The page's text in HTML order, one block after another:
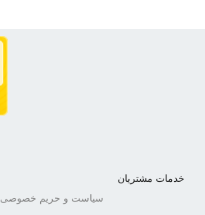
خدمات مشتریان
سیاست و حریم خصوصی